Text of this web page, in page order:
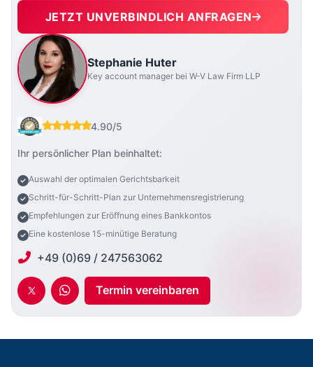
JETZT UNVERBINDLICH ANFRAGEN
Stephanie Huter
Key account manager bei W-V Law Firm LLP
4.90/5
Ihr persönlicher Plan beinhaltet:
Auswahl der optimalen Gerichtsbarkeit
Schritt-für-Schritt-Plan zur Unternehmensregistrierung
Empfehlungen zur Eröffnung eines Bankkontos
Eine kostenlose 15-minütige Beratung
+49 (0)69 / 247563062
Termin vereinbaren